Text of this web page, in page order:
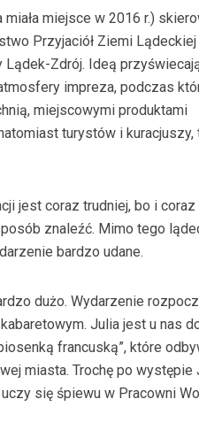
miejsce w 2016 r.)
Przyjaciół Ziemi Lądeckiej
Lądek-Zdrój. Ideą
impreza, podczas
miejscowymi produktami
turystów i kuracjuszy,
jest coraz trudniej, bo i coraz
znaleźć. Mimo tego
bardzo udane.
dużo. Wydarzenie
Julia jest u nas
francuską”, które
miasta. Trochę po występie
się śpiewu w Pracowni